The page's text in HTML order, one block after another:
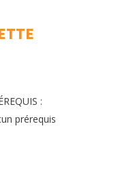
:
prérequis